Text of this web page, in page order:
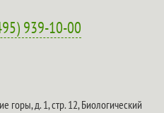
939-10-00
горы, д. 1, стр. 12,Биологический